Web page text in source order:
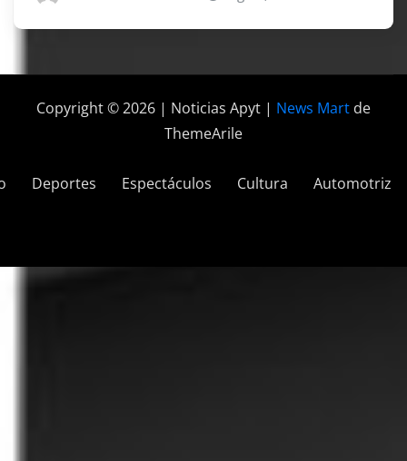
Copyright © 2026 | Noticias Apyt | News Mart de
ThemeArile
Deportes Espectáculos Cultura Automotriz